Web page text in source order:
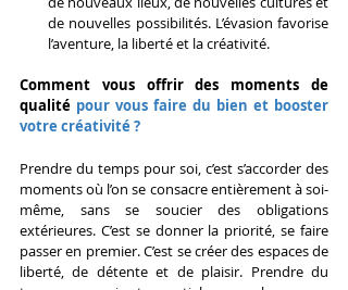
de nouvelles possibilités. L’évasion favorise
l’aventure, la liberté et la créativité.
Comment vous offrir des moments de
qualité pour vous faire du bien et booster
votre créativité ?
Prendre du temps pour soi, c’est s’accorder des
moments où l’on se consacre entièrement à soi-
même, sans se soucier des obligations
extérieures. C’est se donner la priorité, se faire
passer en premier. C’est se créer des espaces de
liberté, de détente et de plaisir. Prendre du